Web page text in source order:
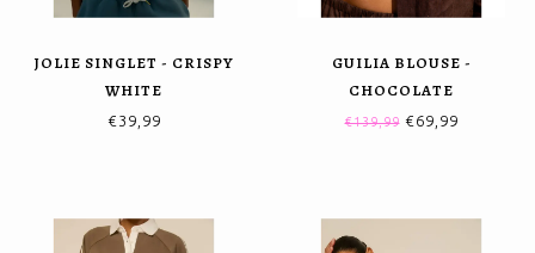
JOLIE SINGLET - CRISPY
WHITE
€39,99
GUILIA BLOUSE -
CHOCOLATE
€139,99€69,99